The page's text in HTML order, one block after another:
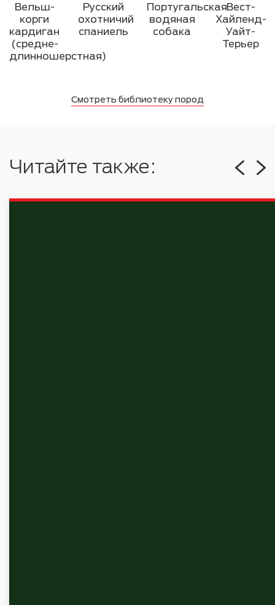
Вельш-
корги
кардиган
(средне-
длинношерстная)
Русский
охотничий
спаниель
Португальская
водяная
собака
Вест-
Хайленд-
Уайт-
Терьер
Смотреть библиотеку пород
Читайте также: